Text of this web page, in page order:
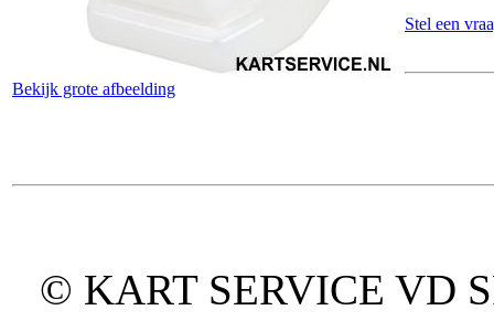
Bekijk grote afbeelding
Stel een
© KART SERVICE VD